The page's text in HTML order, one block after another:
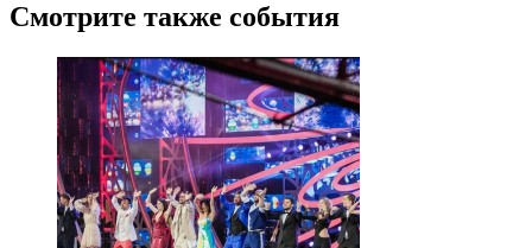
Смотрите также события